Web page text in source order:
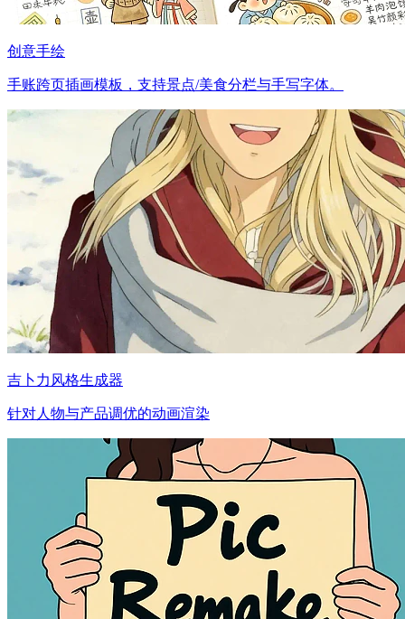
创意手绘
手账跨页插画模板，支持景点/美食分栏与手写字体。
吉卜力风格生成器
针对人物与产品调优的动画渲染